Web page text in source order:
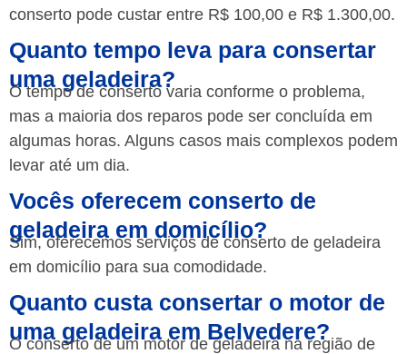
conserto pode custar entre R$ 100,00 e R$ 1.300,00.
Quanto tempo leva para consertar
uma geladeira?
O tempo de conserto varia conforme o problema,
mas a maioria dos reparos pode ser concluída em
algumas horas. Alguns casos mais complexos podem
levar até um dia.
Vocês oferecem conserto de
geladeira em domicílio?
Sim, oferecemos serviços de conserto de geladeira
em domicílio para sua comodidade.
Quanto custa consertar o motor de
uma geladeira em Belvedere?
O conserto de um motor de geladeira na região de